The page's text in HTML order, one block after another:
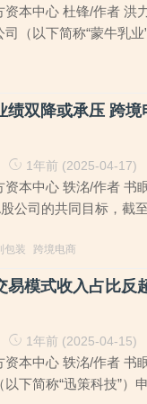
资本中心 杜锋/作者
（以下简称“蒙牛乳
绩双降或承压 跨
1年前 (2025-04-17)
资本中心 轶洺/作者
公司的共同目标，截
包装 跨境电商
易模式收入占比反
1年前 (2025-04-15)
资本中心 轶洺/作者
以下简称“迅策科技”）